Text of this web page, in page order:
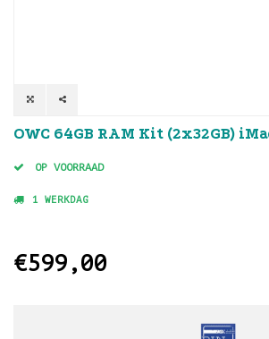
OWC 64GB RAM Kit (2x32GB)
OP VOORRAAD
1 WERKDAG
€599,00